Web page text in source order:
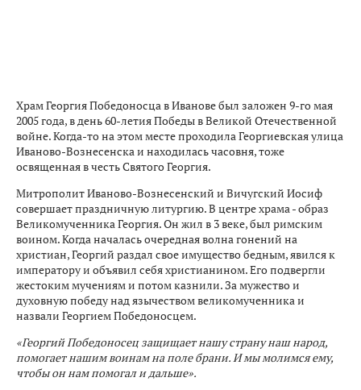
Храм Георгия Победоносца в Иванове был заложен 9-го мая
2005 года, в день 60-летия Победы в Великой Отечественной
войне. Когда-то на этом месте проходила Георгиевская улица
Иваново-Вознесенска и находилась часовня, тоже
освященная в честь Святого Георгия.
Митрополит Иваново-Вознесенский и Вичугский Иосиф
совершает праздничную литургию. В центре храма - образ
Великомученника Георгия. Он жил в 3 веке, был римским
воином. Когда началась очередная волна гонений на
христиан, Георгий раздал свое имущество бедным, явился к
императору и объявил себя христианином. Его подвергли
жестоким мучениям и потом казнили. За мужество и
духовную победу над язычеством великомученника и
назвали Георгием Победоносцем.
«Георгий Победоносец защищает нашу страну наш народ,
помогает нашим воинам на поле брани. И мы молимся ему,
чтобы он нам помогал и дальше».